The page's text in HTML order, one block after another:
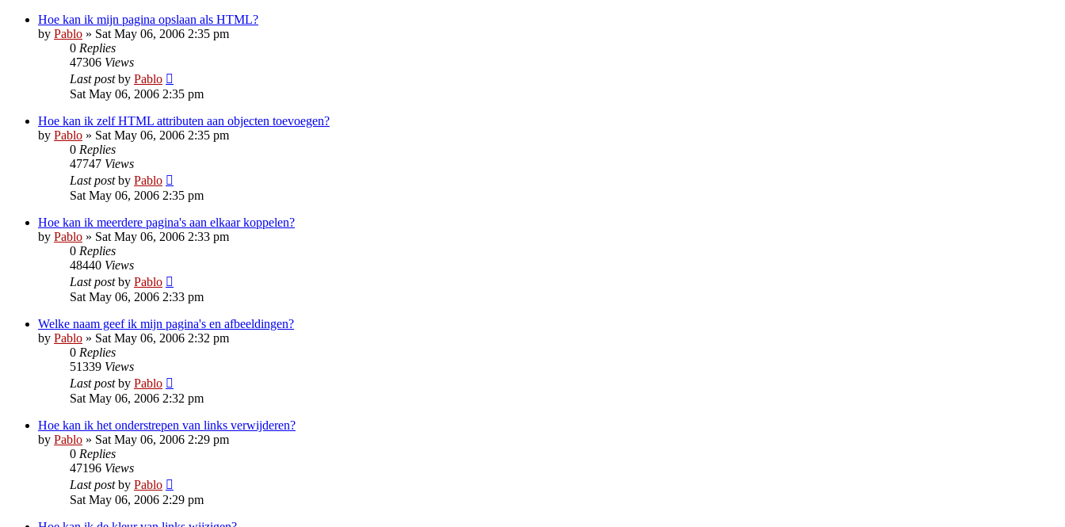
Hoe kan ik mijn pagina opslaan als HTML?
by Pablo » Sat May 06, 2006 2:35 pm
0 Replies
47306 Views
Last postby Pablo
Sat May 06, 2006 2:35 pm
Hoe kan ik zelf HTML attributen aan objecten toevoegen?
by Pablo » Sat May 06, 2006 2:35 pm
0 Replies
47747 Views
Last postby Pablo
Sat May 06, 2006 2:35 pm
Hoe kan ik meerdere pagina's aan elkaar koppelen?
by Pablo » Sat May 06, 2006 2:33 pm
0 Replies
48440 Views
Last postby Pablo
Sat May 06, 2006 2:33 pm
Welke naam geef ik mijn pagina's en afbeeldingen?
by Pablo » Sat May 06, 2006 2:32 pm
0 Replies
51339 Views
Last postby Pablo
Sat May 06, 2006 2:32 pm
Hoe kan ik het onderstrepen van links verwijderen?
by Pablo » Sat May 06, 2006 2:29 pm
0 Replies
47196 Views
Last postby Pablo
Sat May 06, 2006 2:29 pm